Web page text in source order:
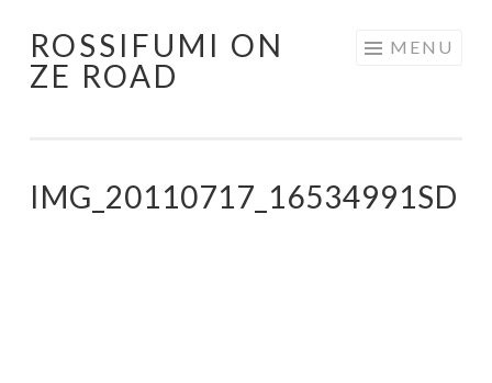
Aller
au
ROSSIFUMI ON
ZE ROAD
MENU
IMG_20110717_16534991SD